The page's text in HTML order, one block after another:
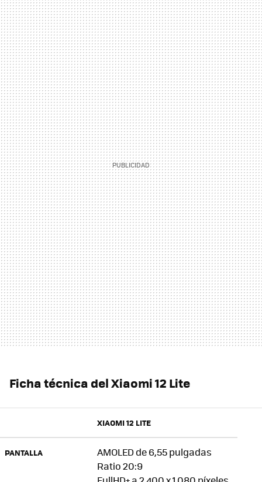
Ficha técnica del Xiaomi 12 Lite
XIAOMI 12 LITE
PANTALLA
AMOLED de 6,55 pulgadas
Ratio 20:9